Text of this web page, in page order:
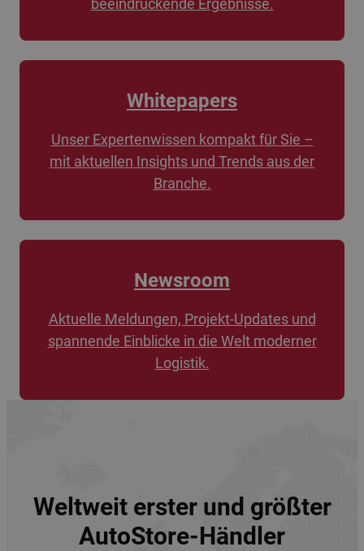
beeindruckende Ergebnisse.
Whitepapers
Unser Expertenwissen kompakt für Sie –
mit aktuellen Insights und Trends aus der
Branche.
Newsroom
Aktuelle Meldungen, Projekt-Updates und
spannende Einblicke in die Welt moderner
Logistik.
Weltweit erster und größter
AutoStore-Händler